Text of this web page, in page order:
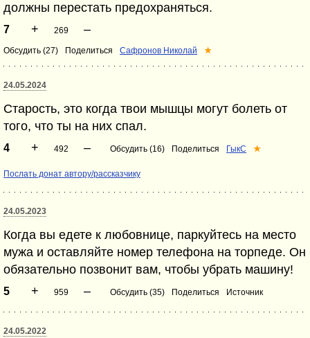
должны перестать предохраняться.
7 + 269 –
Обсудить (27) Поделиться Сафронов Николай ★
24.05.2024
Старость, это когда твои мышцы могут болеть от
того, что ты на них спал.
4 + 492 – Обсудить (16) Поделиться ГыкС ★
Послать донат автору/рассказчику
24.05.2023
Когда вы едете к любовнице, паркуйтесь на место
мужа и оставляйте номер телефона на торпеде. Он
обязательно позвонит вам, чтобы убрать машину!
5 + 959 – Обсудить (35) Поделиться Источник
24.05.2022